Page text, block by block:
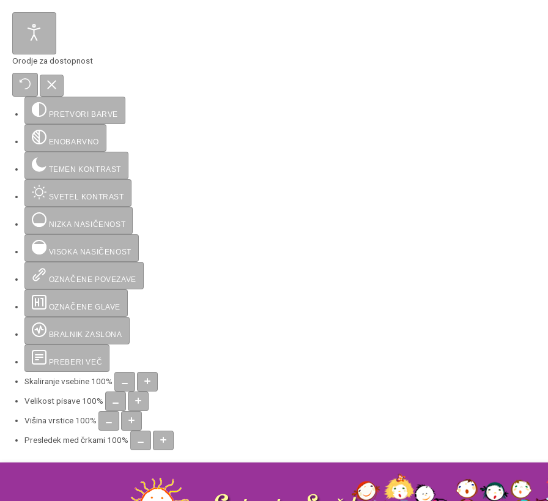
Orodje za dostopnost
PRETVORI BARVE
ENOBARVNO
TEMEN KONTRAST
SVETEL KONTRAST
NIZKA NASIČENOST
VISOKA NASIČENOST
OZNAČENE POVEZAVE
OZNAČENE GLAVE
BRALNIK ZASLONA
PREBERI VEČ
Skaliranje vsebine 100%
Velikost pisave 100%
Višina vrstice 100%
Presledek med črkami 100%